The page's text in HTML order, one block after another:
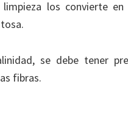
los convierte
se debe tener
fibras.